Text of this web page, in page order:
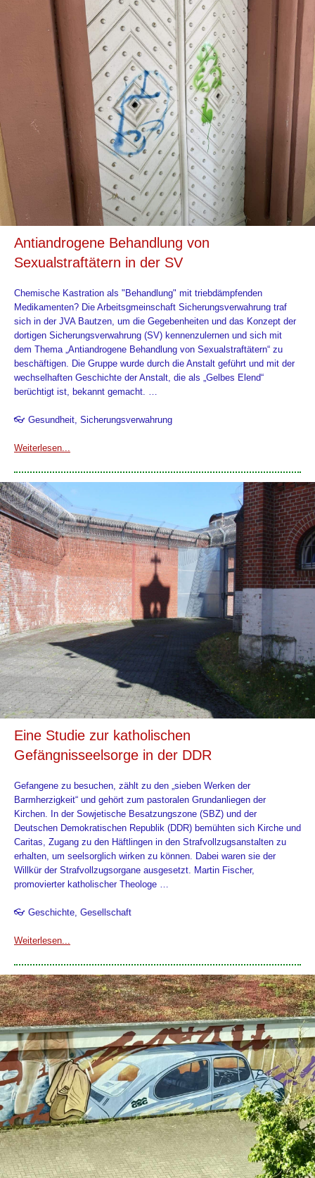
Antiandrogene Behandlung von
Sexualstraftätern in der SV
Chemische Kastration als "Behandlung" mit triebdämpfenden
Medikamenten? Die Arbeitsgmeinschaft Sicherungsverwahrung traf
sich in der JVA Bautzen, um die Gegebenheiten und das Konzept der
dortigen Sicherungsverwahrung (SV) kennenzulernen und sich mit
dem Thema „Antiandrogene Behandlung von Sexualstraftätern“ zu
beschäftigen. Die Gruppe wurde durch die Anstalt geführt und mit der
wechselhaften Geschichte der Anstalt, die als „Gelbes Elend“
berüchtigt ist, bekannt gemacht. …
👓 Gesundheit, Sicherungsverwahrung
Weiterlesen...
Eine Studie zur katholischen
Gefängnisseelsorge in der DDR
Gefangene zu besuchen, zählt zu den „sieben Werken der
Barmherzigkeit“ und gehört zum pastoralen Grundanliegen der
Kirchen. In der Sowjetische Besatzungszone (SBZ) und der
Deutschen Demokratischen Republik (DDR) bemühten sich Kirche und
Caritas, Zugang zu den Häftlingen in den Strafvollzugsanstalten zu
erhalten, um seelsorglich wirken zu können. Dabei waren sie der
Willkür der Strafvollzugsorgane ausgesetzt. Martin Fischer,
promovierter katholischer Theologe …
👓 Geschichte, Gesellschaft
Weiterlesen...